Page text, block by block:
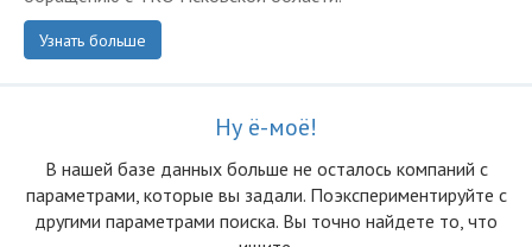
Узнать больше
Ну ё-моё!
В нашей базе данных больше не осталоcь компаний с
параметрами, которые вы задали. Поэкспериментируйте с
другими параметрами поиска. Вы точно найдете то, что